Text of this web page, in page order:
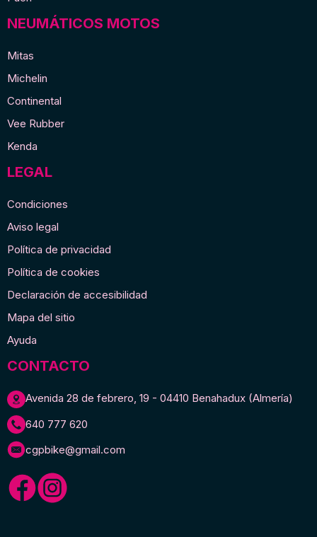
NEUMÁTICOS MOTOS
Mitas
Michelin
Continental
Vee Rubber
Kenda
LEGAL
Condiciones
Aviso legal
Política de privacidad
Política de cookies
Declaración de accesibilidad
Mapa del sitio
Ayuda
CONTACTO
Avenida 28 de febrero, 19 - 04410 Benahadux (Almería)
640 777 620
cgpbike@gmail.com